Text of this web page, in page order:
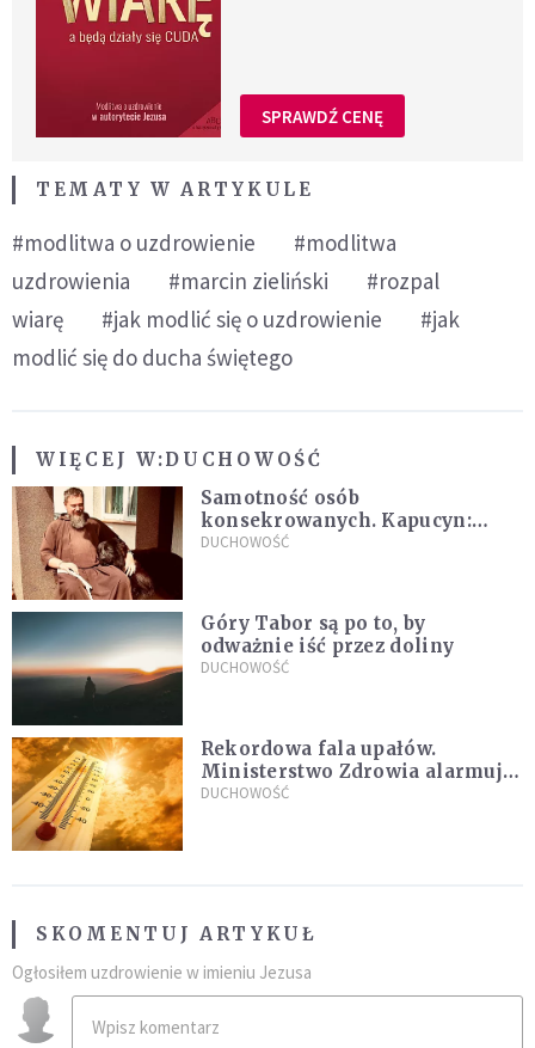
SPRAWDŹ CENĘ
TEMATY W ARTYKULE
#modlitwa o uzdrowienie
#modlitwa
uzdrowienia
#marcin zieliński
#rozpal
wiarę
#jak modlić się o uzdrowienie
#jak
modlić się do ducha świętego
WIĘCEJ W:DUCHOWOŚĆ
Samotność osób
konsekrowanych. Kapucyn:
Życie w pojedynkę rzadko jest
DUCHOWOŚĆ
Góry Tabor są po to, by
odważnie iść przez doliny
DUCHOWOŚĆ
Rekordowa fala upałów.
Ministerstwo Zdrowia alarmuje
po doświadczeniach z czerwca
DUCHOWOŚĆ
SKOMENTUJ ARTYKUŁ
Ogłosiłem uzdrowienie w imieniu Jezusa